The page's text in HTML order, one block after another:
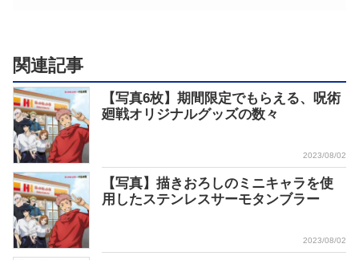
関連記事
【写真6枚】期間限定でもらえる、呪術
廻戦オリジナルグッズの数々
2023/08/02
【写真】描きおろしのミニキャラを使
用したステンレスサーモタンブラー
2023/08/02